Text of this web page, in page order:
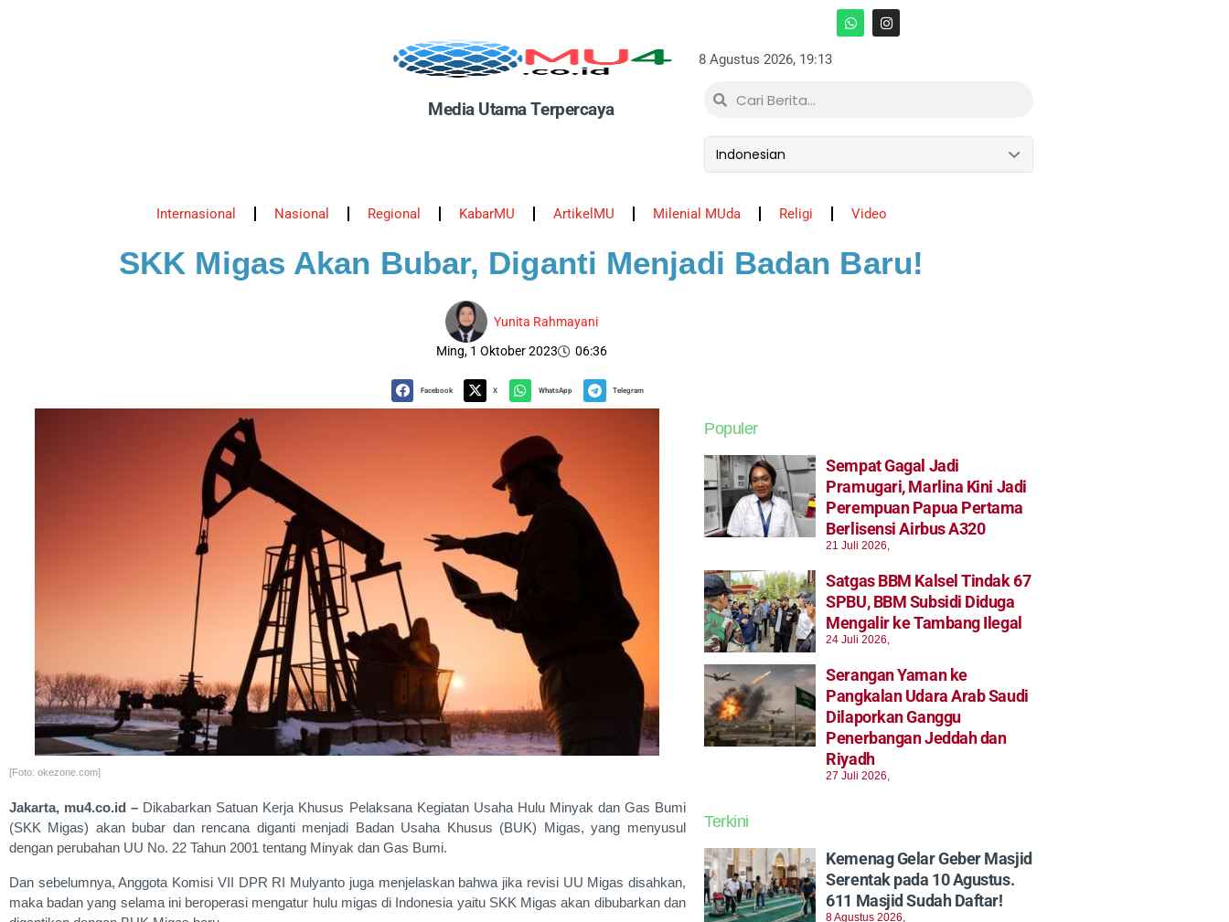
Media Utama Terpercaya
8 Agustus 2026, 19:13
Internasional Nasional Regional KabarMU ArtikelMU Milenial MUda Religi Video
SKK Migas Akan Bubar, Diganti Menjadi Badan Baru!
Yunita Rahmayani
Ming, 1 Oktober 2023 06:36
Facebook X WhatsApp Telegram
[Foto: okezone.com]
Jakarta, mu4.co.id – Dikabarkan Satuan Kerja Khusus Pelaksana Kegiatan Usaha Hulu Minyak dan Gas Bumi
(SKK Migas) akan bubar dan rencana diganti menjadi Badan Usaha Khusus (BUK) Migas, yang menyusul
dengan perubahan UU No. 22 Tahun 2001 tentang Minyak dan Gas Bumi.
Dan sebelumnya, Anggota Komisi VII DPR RI Mulyanto juga menjelaskan bahwa jika revisi UU Migas disahkan,
maka badan yang selama ini beroperasi mengatur hulu migas di Indonesia yaitu SKK Migas akan dibubarkan dan
Populer
Sempat Gagal Jadi
Pramugari, Marlina Kini Jadi
Perempuan Papua Pertama
Berlisensi Airbus A320
21 Juli 2026,
Satgas BBM Kalsel Tindak 67
SPBU, BBM Subsidi Diduga
Mengalir ke Tambang Ilegal
24 Juli 2026,
Serangan Yaman ke
Pangkalan Udara Arab Saudi
Dilaporkan Ganggu
Penerbangan Jeddah dan
Riyadh
27 Juli 2026,
Terkini
Kemenag Gelar Geber Masjid
Serentak pada 10 Agustus.
611 Masjid Sudah Daftar!
8 Agustus 2026,